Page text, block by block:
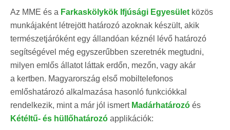
Az MME és a Farkaskölykök Ifjúsági Egyesület közös
munkájaként létrejött határozó azoknak készült, akik
természetjáróként egy állandóan kéznél lévő határozó
segítségével még egyszerűbben szeretnék megtudni,
milyen emlős állatot láttak erdőn, mezőn, vagy akár
a kertben. Magyarország első mobiltelefonos
emlőshatározó alkalmazása hasonló funkciókkal
rendelkezik, mint a már jól ismert Madárhatározó és
Kétéltű- és hüllőhatározó applikációk: